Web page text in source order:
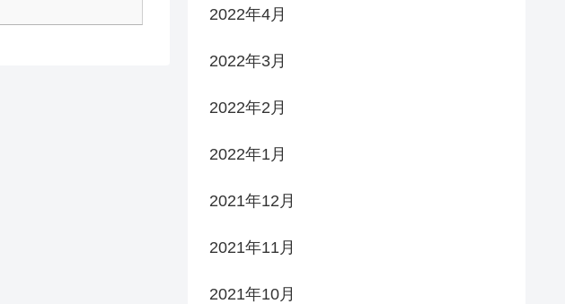
2022年4月
2022年3月
2022年2月
2022年1月
2021年12月
2021年11月
2021年10月